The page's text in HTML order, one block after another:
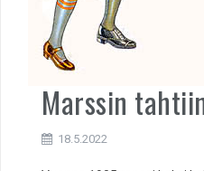
Marssin
18.5.2022